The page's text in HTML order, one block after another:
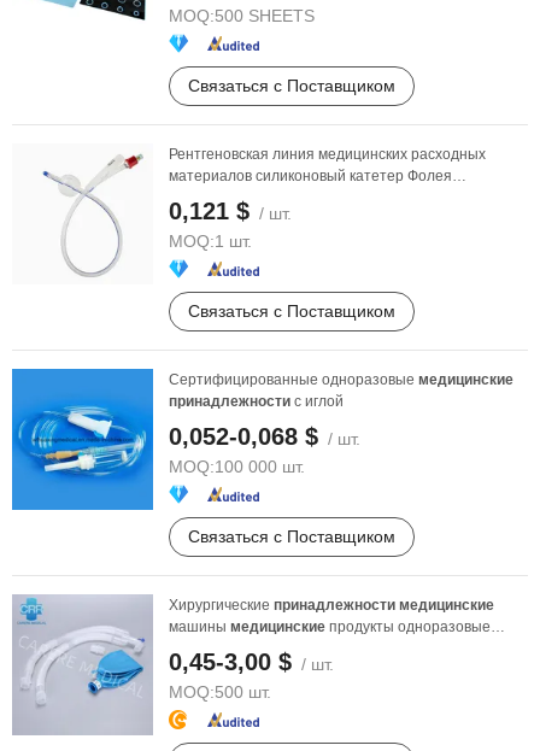
MOQ:500 SHEETS
Связаться с Поставщиком
Рентгеновская линия медицинских расходных
материалов силиконовый катетер Фолея
медицинское снабжение ...
0,121 $ / шт.
MOQ:1 шт.
Связаться с Поставщиком
Сертифицированные одноразовые медицинские
принадлежности с иглой
0,052-0,068 $ / шт.
MOQ:100 000 шт.
Связаться с Поставщиком
Хирургические принадлежности медицинские
машины медицинские продукты одноразовые
0,45-3,00 $ / шт.
MOQ:500 шт.